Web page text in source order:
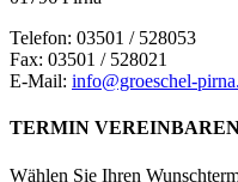
Telefon: 03501 / 528053
Fax: 03501 / 528021
E-Mail: info@groeschel-
TERMIN
Wählen Sie Ihren